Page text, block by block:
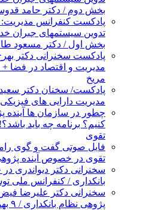
بخش دوم / دکتر حامد
پادکست کنفرانس مدیریت:
تدوین سیستمهای جبران
بخش اول / دکتر مسعود
پادکست سخنرانی دکتر
مدیریت و اقتصاد در فضا
مریخ
پادکست/ سخنان دکتر
مدیریت دارایی های فیزیکی
چطور در سازمان ها آینده
کنیم؟ برنامه چه باید
تقوی
فایل صوتی گفت و گوی
تقوی در خصوص آینده
سخنرانی دکتر دیواندری
بانکداری / کنفرانس ملی
سخنرانی دکتر علیرضا
پژوهی نظام بانکداری / ۹ بهمن ماه ۹۲